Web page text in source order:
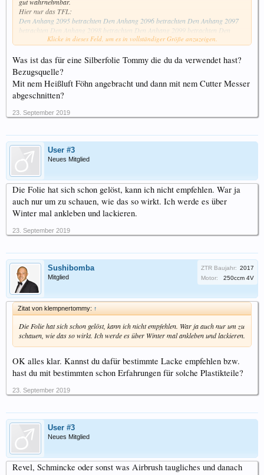
Hier nur das TFL:
Den Anhang 2095 betrachten Den Anhang 2096 betrachten Den Anhang 2097
betrachten Den Anhang 2098 betrachten Den Anhang 2099 betrachten Den
Anhang 2100 betrachten
Klicke in dieses Feld, um es in vollständiger Größe anzuzeigen.
Was ist das für eine Silberfolie Tommy die du da verwendet hast?
Bezugsquelle?
Mit nem Heißluft Föhn angebracht und dann mit nem Cutter Messer
abgeschnitten?
23. September 2019
User #3
Neues Mitglied
Die Folie hat sich schon gelöst, kann ich nicht empfehlen. War ja
auch nur um zu schauen, wie das so wirkt. Ich werde es über
Winter mal ankleben und lackieren.
23. September 2019
Sushibomba
Mitglied
ZTR Baujahr: 2017
Motor:
250ccm 4V
Zitat von klempnertommy: ↑
Die Folie hat sich schon gelöst, kann ich nicht empfehlen. War ja auch nur um zu
schauen, wie das so wirkt. Ich werde es über Winter mal ankleben und lackieren.
OK alles klar. Kannst du dafür bestimmte Lacke empfehlen bzw.
hast du mit bestimmten schon Erfahrungen für solche Plastikteile?
23. September 2019
User #3
Neues Mitglied
Revel, Schmincke oder sonst was Airbrush taugliches und danach